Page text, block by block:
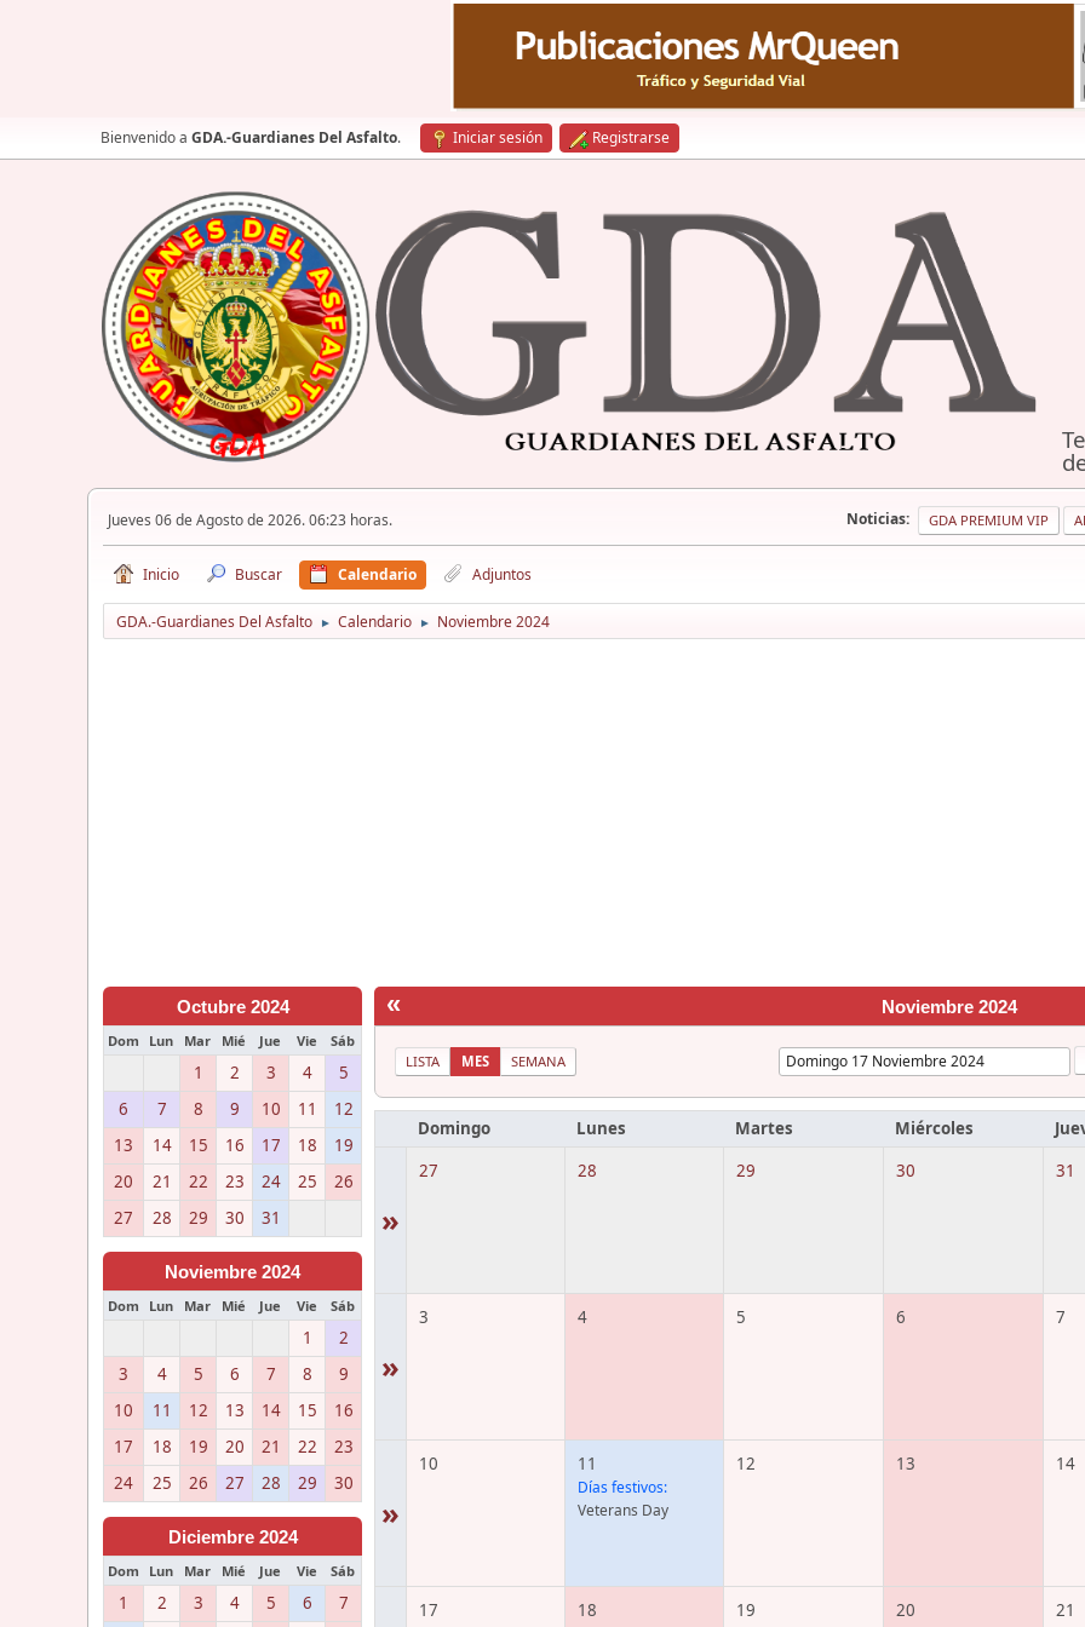
Bienvenido a GDA.-Guardianes Del Asfalto. Iniciar sesión Registrarse
Jueves 06 de Agosto de 2026. 06:23 horas. Noticias: GDA PREMIUM VIP
Inicio Buscar Calendario Adjuntos
GDA.-Guardianes Del Asfalto ► Calendario ► Noviembre 2024
Octubre 2024
Dom Lun Mar Mié Jue Vie Sáb
1 2 3 4
5
6
7 8 9 10 11
12
13
14 15 16 17 18
19
20
21 22 23 24 25
26
27
28 29 30 31
Noviembre 2024
Dom Lun Mar Mié Jue Vie Sáb
1
2
3
4 5 6 7 8
9
10
11 12 13 14 15
16
17
18 19 20 21 22
23
24
25 26 27 28 29 30
Diciembre 2024
Dom Lun Mar Mié Jue Vie Sáb
1 2 3 4 5 6 7
« Noviembre 2024
LISTA MES SEMANA
Domingo Lunes Martes Miércoles
»
27 28 29 30 31
»
3 4 5 6 7
»
10 11
Días festivos:
Veterans Day
12 13 14
17 18 19 20 21